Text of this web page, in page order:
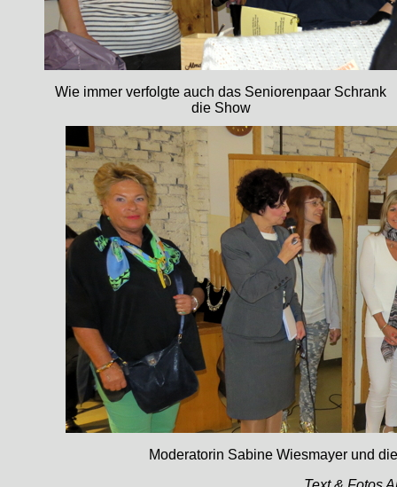
Wie immer verfolgte auch das Seniorenpaar Schrank
die Show
Moderatorin Sabine Wiesmayer und